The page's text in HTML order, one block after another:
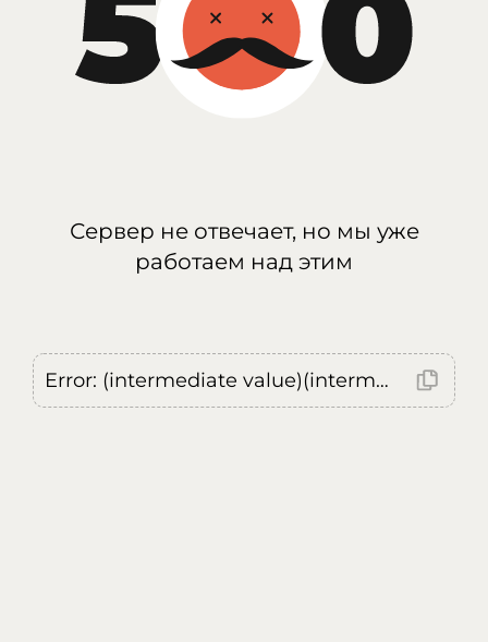
Сервер не отвечает, но мы уже
работаем над этим
Error: (intermediate value)(intermediate value)(intermediate value).replaceAll is not a function